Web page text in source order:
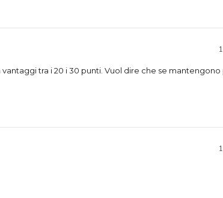
tra i 20 i 30 punti. Vuol dire che se